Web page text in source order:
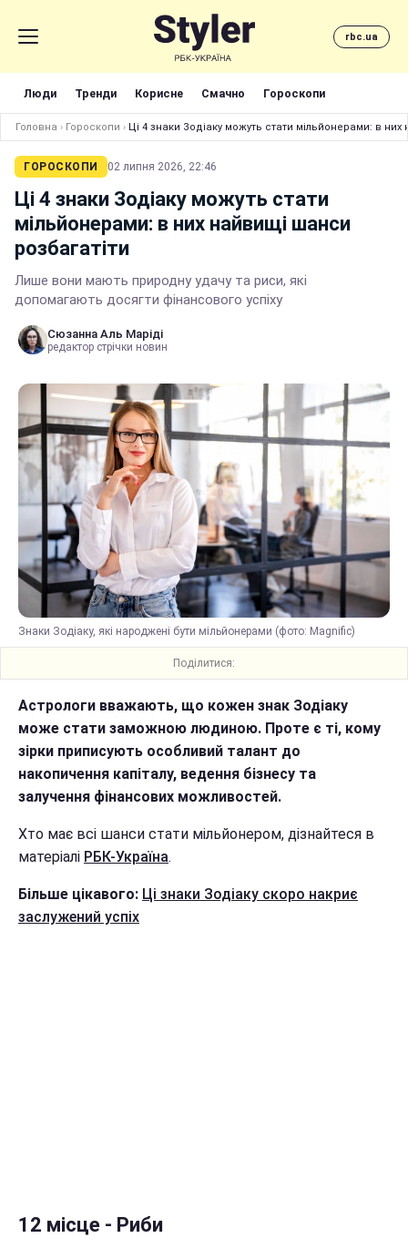
rbc.ua
Люди Тренди Корисне Смачно Гороскопи
Головна › Гороскопи › Ці 4 знаки Зодіаку можуть стати мільйонерами: в
ГОРОСКОПИ 02 липня 2026, 22:46
Ці 4 знаки Зодіаку можуть стати
мільйонерами: в них найвищі шанси
розбагатіти
Лише вони мають природну удачу та риси, які
допомагають досягти фінансового успіху
Сюзанна Аль Маріді
редактор стрічки новин
Знаки Зодіаку, які народжені бути мільйонерами (фото: Magnific)
Поділитися:
Астрологи вважають, що кожен знак Зодіаку
може стати заможною людиною. Проте є ті, кому
зірки приписують особливий талант до
накопичення капіталу, ведення бізнесу та
залучення фінансових можливостей.
Хто має всі шанси стати мільйонером, дізнайтеся в
матеріалі РБК-Україна.
Більше цікавого: Ці знаки Зодіаку скоро накриє
заслужений успіх
12 місце - Риби